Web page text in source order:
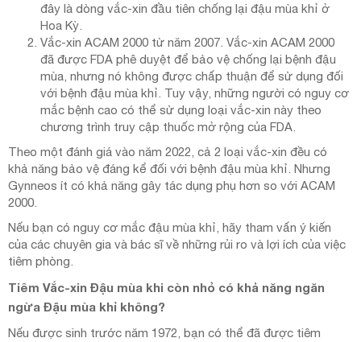
đây là dòng vắc-xin đầu tiên chống lại đậu mùa khỉ ở
Hoa Kỳ.
Vắc-xin ACAM 2000 từ năm 2007. Vắc-xin ACAM 2000
đã được FDA phê duyệt để bảo vệ chống lại bệnh đậu
mùa, nhưng nó không được chấp thuận để sử dụng đối
với bệnh đậu mùa khỉ. Tuy vậy, những người có nguy cơ
mắc bệnh cao có thể sử dụng loại vắc-xin này theo
chương trình truy cập thuốc mở rộng của FDA.
Theo một đánh giá vào năm 2022, cả 2 loại vắc-xin đều có
khả năng bảo vệ đáng kể đối với bệnh đậu mùa khỉ. Nhưng
Gynneos ít có khả năng gây tác dụng phụ hơn so với ACAM
2000.
Nếu bạn có nguy cơ mắc đậu mùa khỉ, hãy tham vấn ý kiến
của các chuyên gia và bác sĩ về những rủi ro và lợi ích của việc
tiêm phòng.
Tiêm Vắc-xin Đậu mùa khi còn nhỏ có khả năng ngăn
ngừa Đậu mùa khỉ không?
Nếu được sinh trước năm 1972, bạn có thể đã được tiêm